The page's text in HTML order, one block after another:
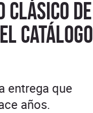
clásico de
catálogo
entrega que
años.